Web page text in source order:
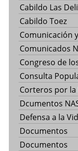
Cabildo Las
Cabildo Toez
Comunicación
Comunicados
Congreso de
Consulta
Corteros por
Dcumentos
Defensa a la
Documentos
Documentos